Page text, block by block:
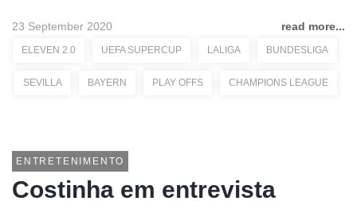
23 September 2020 read more...
ELEVEN 2.0 UEFA SUPERCUP LALIGA BUNDESLIGA
SEVILLA BAYERN PLAY OFFS CHAMPIONS LEAGUE
ENTRETENIMENTO
Costinha em entrevista